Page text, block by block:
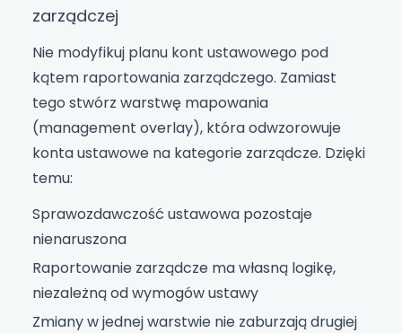
zarządczej
Nie modyfikuj planu kont ustawowego pod
kątem raportowania zarządczego. Zamiast
tego stwórz warstwę mapowania
(management overlay), która odwzorowuje
konta ustawowe na kategorie zarządcze. Dzięki
temu:
Sprawozdawczość ustawowa pozostaje
nienaruszona
Raportowanie zarządcze ma własną logikę,
niezależną od wymogów ustawy
Zmiany w jednej warstwie nie zaburzają drugiej